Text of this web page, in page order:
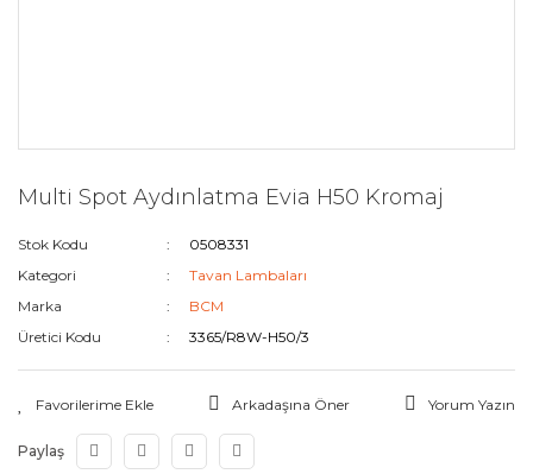
Multi Spot Aydınlatma Evia H50 Kromaj
Stok Kodu
0508331
Kategori
Tavan Lambaları
Marka
BCM
Üretici Kodu
3365/R8W-H50/3
Arkadaşına Öner Yorum Yazın
Paylaş